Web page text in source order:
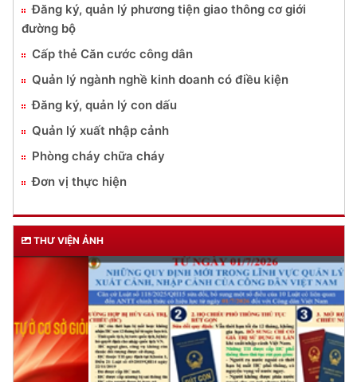
Đăng ký, quản lý phương tiện giao thông cơ giới
đường bộ
Cấp thẻ Căn cước công dân
Quản lý ngành nghề kinh doanh có điều kiện
Đăng ký, quản lý con dấu
Quản lý xuất nhập cảnh
Phòng cháy chữa cháy
Đơn vị thực hiện
THƯ VIỆN ẢNH